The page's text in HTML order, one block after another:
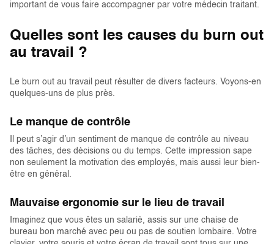
important de vous faire accompagner par votre médecin traitant.
Quelles sont les causes du burn out
au travail ?
Le burn out au travail peut résulter de divers facteurs. Voyons-en
quelques-uns de plus près.
Le manque de contrôle
Il peut s’agir d’un sentiment de manque de contrôle au niveau
des tâches, des décisions ou du temps. Cette impression sape
non seulement la motivation des employés, mais aussi leur bien-
être en général.
Mauvaise ergonomie sur le lieu de travail
Imaginez que vous êtes un salarié, assis sur une chaise de
bureau bon marché avec peu ou pas de soutien lombaire. Votre